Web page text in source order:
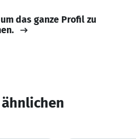
das ganze Profil zu